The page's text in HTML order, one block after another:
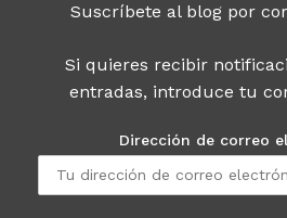
Suscríbete al blog por
Si quieres recibir
entradas, introduce tu
Dirección de correo